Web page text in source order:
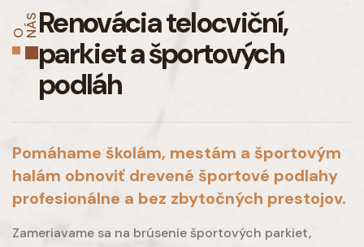
O N
ÁSRenovácia telocviční,
parkieta športových
podláh
Pomáhame školám, mestám a športovým
halám obnoviť drevené športové podlahy
profesionálne a bez zbytočných prestojov.
Zameriavame sa na brúsenie športových parkiet,